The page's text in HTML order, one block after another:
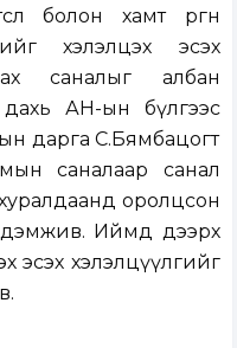
болон хамт өргөн
ийг хэлэлцэх эсэх
саналыг албан
АН-ын бүлгээс
дарга С.Бямбацогт
саналаар санал
оролцсон
Иймд дээрх
эсэх хэлэлцүүлгийг